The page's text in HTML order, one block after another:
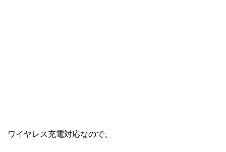
ワイヤレス充電対応なので、